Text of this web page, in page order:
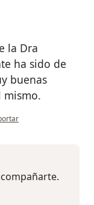
la Dra
ha sido de
buenas
mismo.
del usuario Maria